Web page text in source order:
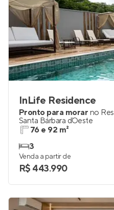
InLife Residence
Pronto para morar no
Santa Bárbara d`Oeste
76 e 92 m²
3
Venda a partir de
R$ 443.990